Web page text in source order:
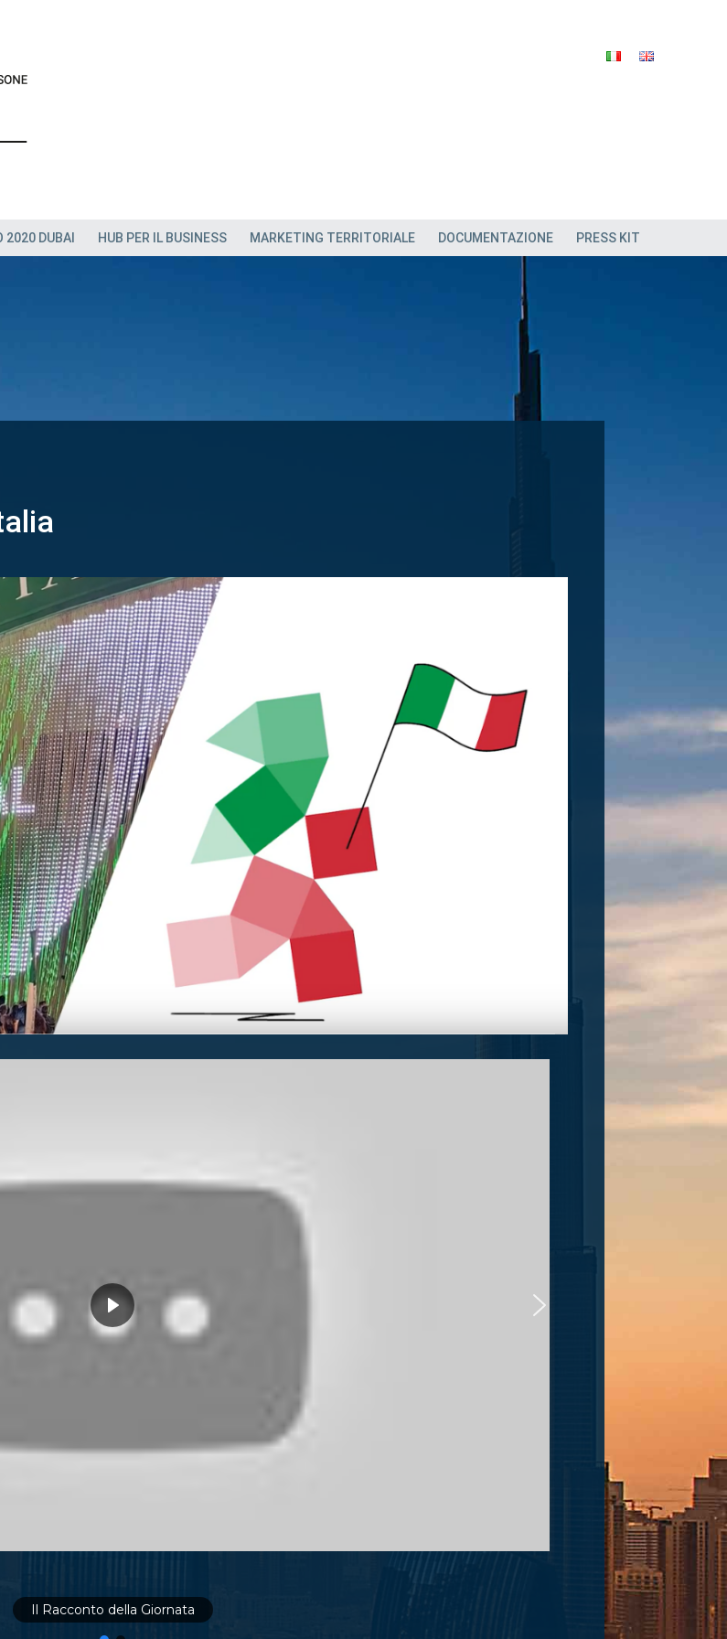
2020 DUBAI HUB PER IL BUSINESS MARKETING TERRITORIALE DOCUMENTAZIONE PRESS KIT
Il Racconto della Giornata